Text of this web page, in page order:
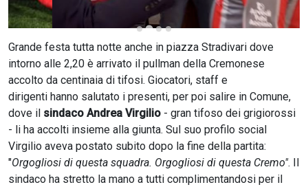
Grande festa tutta notte anche in piazza Stradivari dove
intorno alle 2,20 è arrivato il pullman della Cremonese
accolto da centinaia di tifosi. Giocatori, staff e
dirigenti hanno salutato i presenti, per poi salire in Comune,
dove il sindaco Andrea Virgilio - gran tifoso dei grigiorossi
- li ha accolti insieme alla giunta. Sul suo profilo social
Virgilio aveva postato subito dopo la fine della partita:
"Orgogliosi di questa squadra. Orgogliosi di questa Cremo". Il
sindaco ha stretto la mano a tutti complimentandosi per il